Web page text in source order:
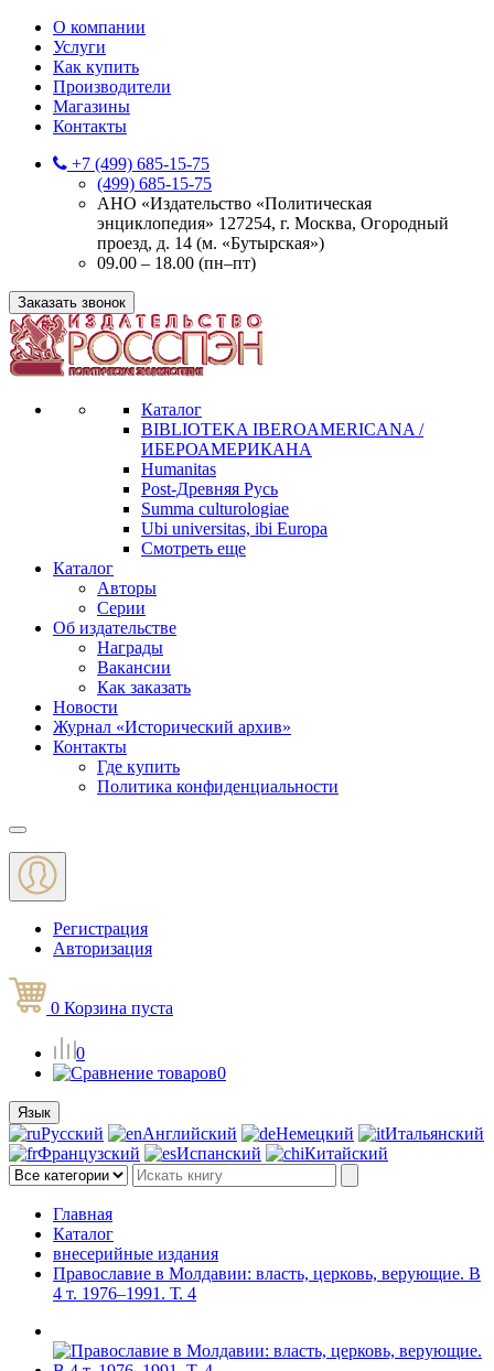
О компании
Услуги
Как купить
Производители
Магазины
Контакты
+7 (499) 685-15-75
(499) 685-15-75
АНО «Издательство «Политическая
энциклопедия» 127254, г. Москва, Огородный
проезд, д. 14 (м. «Бутырская»)
09.00 – 18.00 (пн–пт)
Заказать звонок
Каталог
BIBLIOTEKA IBEROAMERICANA /
ИБЕРОАМЕРИКАНА
Humanitas
Post-Древняя Русь
Summa culturologiae
Ubi universitas, ibi Europa
Смотреть еще
Каталог
Авторы
Серии
Об издательстве
Награды
Вакансии
Как заказать
Новости
Журнал «Исторический архив»‎
Контакты
Где купить
Политика конфиденциальности
Меню
Регистрация
Авторизация
0 Корзина пуста
0
0
Язык
Русский Английский Немецкий
Итальянский
Французский
Испанский Китайский
Главная
Каталог
внесерийные издания
Православие в Молдавии: власть, церковь, верующие. В
4 т. 1976–1991. Т. 4